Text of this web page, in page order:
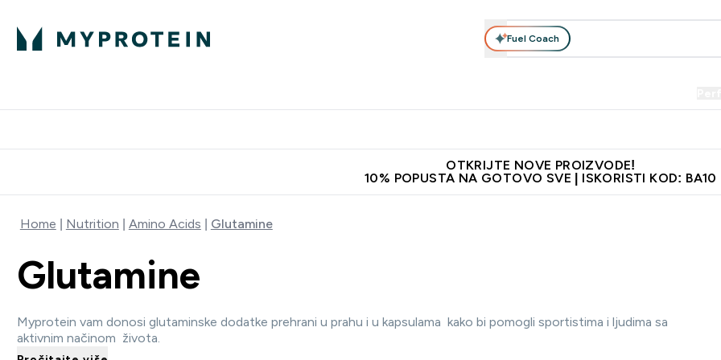
Fuel Coach
OTKRIJTE NOVE PROIZVODE!
10% POPUSTA NA GOTOVO SVE | ISKORISTI KOD: BA10
Home Nutrition Amino Acids Glutamine
Glutamine
Myprotein vam donosi glutaminske dodatke prehrani u prahu i u kapsulama kako bi pomogli sportistima i ljudima sa
aktivnim načinom života.